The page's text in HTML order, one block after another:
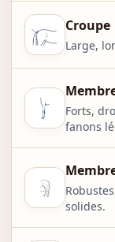
Croupe
Large,
Forts,
fanons
solides.